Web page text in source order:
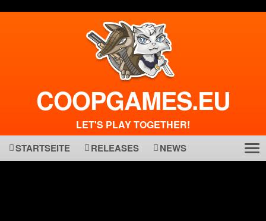
COOPGAMES.EU
LET'S PLAY TOGETHER!
STARTSEITE RELEASES NEWS